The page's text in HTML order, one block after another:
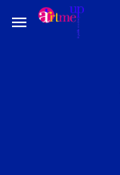
Skip to main content